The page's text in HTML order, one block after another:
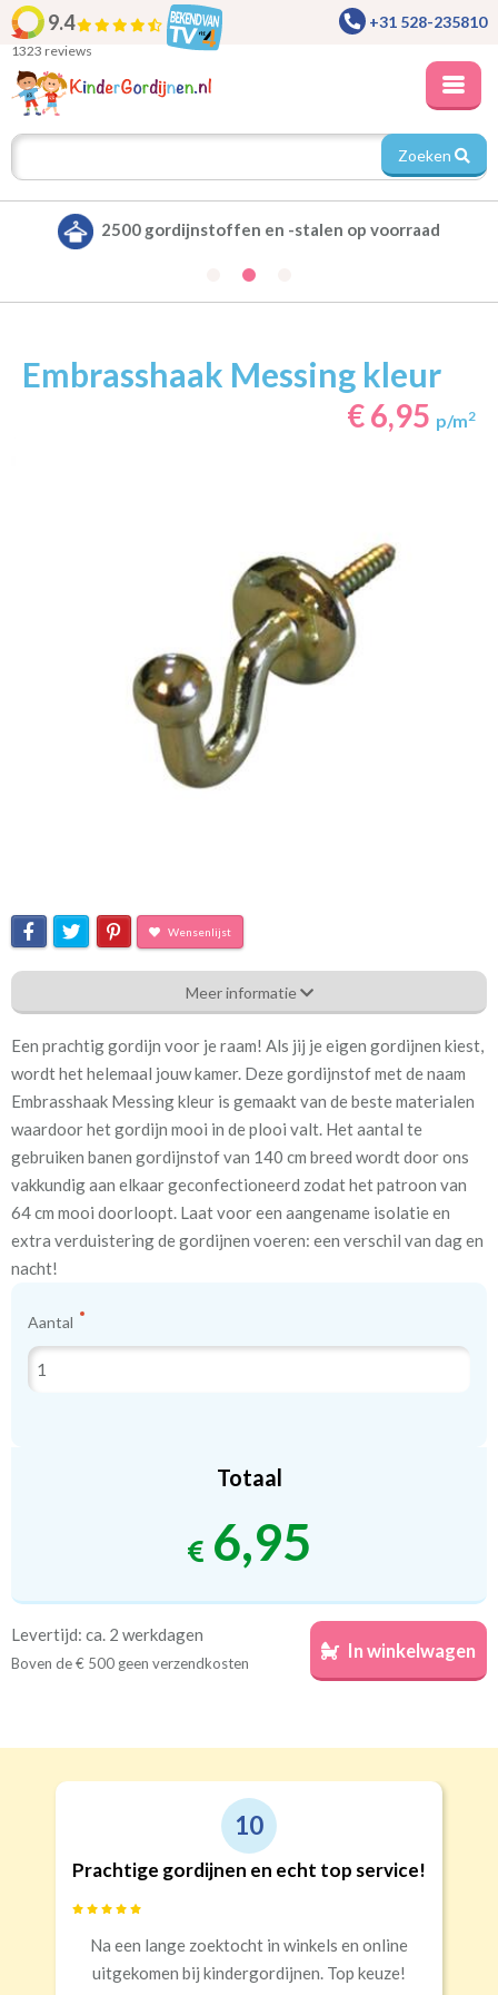
9.4
1323 reviews
+31 528-235810
Zoeken
2500 gordijnstoffen en -stalen op voorraad
Embrasshaak Messing kleur
€ 6,95 p/m2
Wensenlijst
Embrasshaak Messing kleur
Eigenschappen gordijnstof
Artikelnummer Embrasshaak Messing kleur
Meestal eerder, maar houd
rekening met
Binnen enkele dagen
Type accessoire Embrasse
eerst een knipstaaltje.
worden gemaakt.
Meer informatie
Een prachtig gordijn voor je raam! Als jij je eigen gordijnen kiest,
wordt het helemaal jouw kamer. Deze gordijnstof met de naam
Embrasshaak Messing kleur is gemaakt van de beste materialen
waardoor het gordijn mooi in de plooi valt. Het aantal te
gebruiken banen gordijnstof van 140 cm breed wordt door ons
vakkundig aan elkaar geconfectioneerd zodat het patroon van
64 cm mooi doorloopt. Laat voor een aangename isolatie en
extra verduistering de gordijnen voeren: een verschil van dag en
nacht!
Aantal
Totaal
6,95
Levertijd: ca. 2 werkdagen
Boven de € 500 geen verzendkosten
In winkelwagen
10
Prachtige gordijnen en echt top service!
Na een lange zoektocht in winkels en online
uitgekomen bij kindergordijnen. Top keuze!